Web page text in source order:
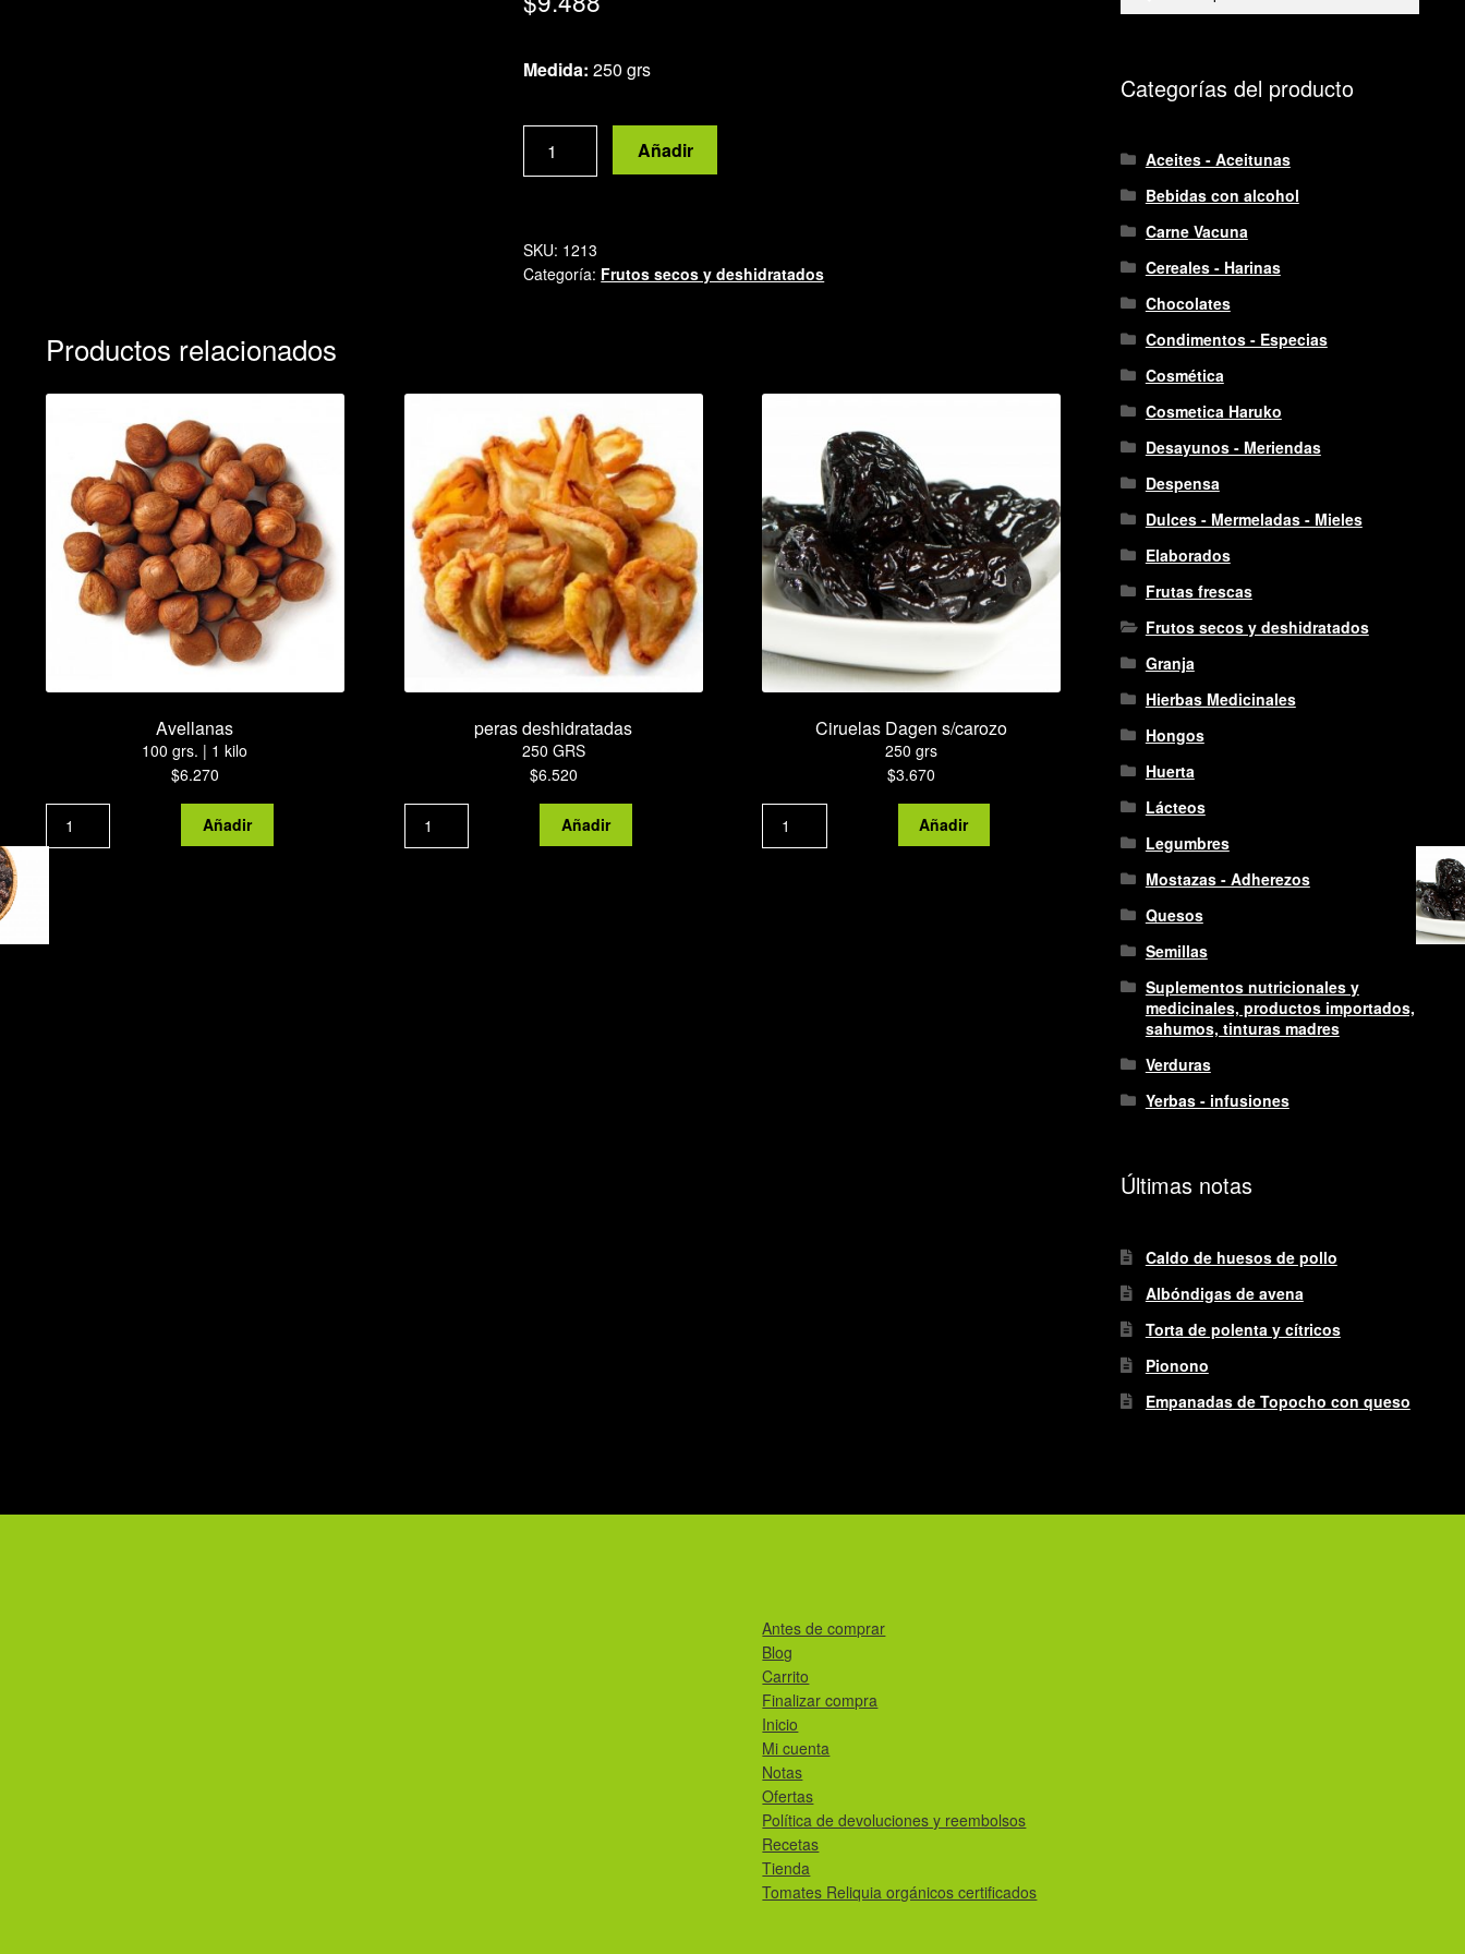
Medida: 250 grs
Israel
Añadir
SKU: 1213
Categoría: Frutos secos y deshidratados
Productos relacionados
Avellanas
100 grs. | 1 kilo
$6.270
Avellanas
cantidad
Añadir
peras deshidratadas
250 GRS
$6.520
peras
deshidratadas
Añadir
Ciruelas Dagen s/carozo
250 grs
$3.670
Ciruelas
Dagen
Añadir
Categorías del producto
Aceites - Aceitunas
Bebidas con alcohol
Carne Vacuna
Cereales - Harinas
Chocolates
Condimentos - Especias
Cosmética
Cosmetica Haruko
Desayunos - Meriendas
Despensa
Dulces - Mermeladas - Mieles
Elaborados
Frutas frescas
Frutos secos y deshidratados
Granja
Hierbas Medicinales
Hongos
Huerta
Lácteos
Legumbres
Mostazas - Adherezos
Quesos
Semillas
Suplementos nutricionales y
medicinales, productos importados,
sahumos, tinturas madres
Verduras
Yerbas - infusiones
Últimas notas
Caldo de huesos de pollo
Albóndigas de avena
Torta de polenta y cítricos
Pionono
Empanadas de Topocho con queso
Antes de comprar
Blog
Carrito
Finalizar compra
Inicio
Mi cuenta
Notas
Ofertas
Política de devoluciones y reembolsos
Recetas
Tienda
Tomates Reliquia orgánicos certificados